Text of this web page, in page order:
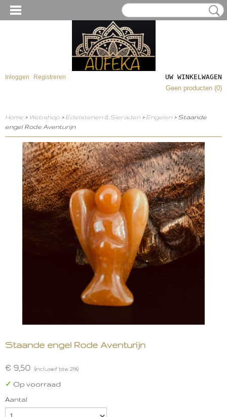
Inloggen Registreren
UW WINKELWAGEN
Geen producten (0)
Home > Webshop > Edelstenen & Sieraden > Engelen > Staande
engel Rode Aventurijn
Staande engel Rode Aventurijn
€ 9,50 (inclusief btw 21%)
✓ Op voorraad
Aantal